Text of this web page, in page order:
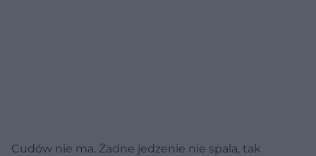
Cudów nie ma. Żadne jedzenie nie spala, tak